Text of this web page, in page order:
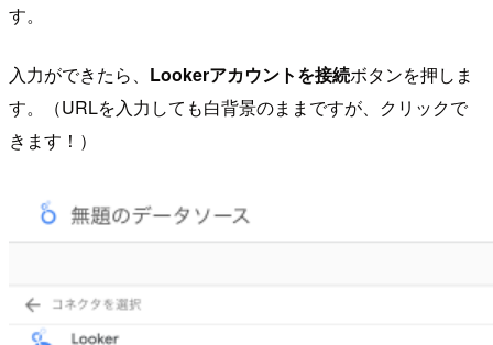
す。
入力ができたら、 Lookerアカウントを接続ボタンを押しま
す。（URLを入力しても白背景のままですが、クリックで
きます！）